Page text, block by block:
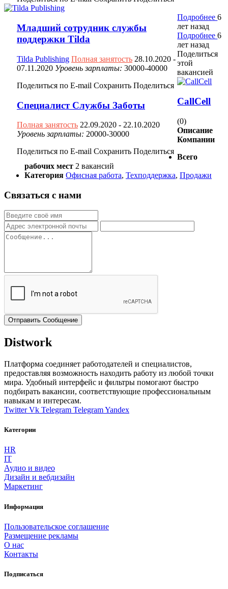
Младший сотрудник службы
поддержки Tilda
Tilda Publishing Полная занятость 28.10.2020 -
07.11.2020 Уровень зарплаты: 30000-40000
Поделиться по E-mail Сохранить Поделиться
Подробнее6
лет назад
Специалист Службы Заботы
Полная занятость 22.09.2020 - 22.10.2020
Уровень зарплаты: 20000-30000
Поделиться по E-mail Сохранить Поделиться
Подробнее6
лет назад
Поделиться
этой
вакансией
CallCell
(0)
Описание
Компании
Всего
рабочих мест 2 вакансий
Категория Офисная работа, Техподдержка, Продажи
Связаться с нами
Отправить Сообщение
Distwork
Платформа соединяет работодателей и специалистов,
предоставляя возможность находить работу из любой точки
мира. Удобный интерфейс и фильтры помогают быстро
подбирать вакансии, соответствующие профессиональным
навыкам и интересам.
Twitter Vk Telegram TelegramYandex
Категории
HR
IT
Аудио и видео
Дизайн и вебдизайн
Маркетинг
Информация
Пользовательское соглашение
Размещение рекламы
О нас
Контакты
Подписаться